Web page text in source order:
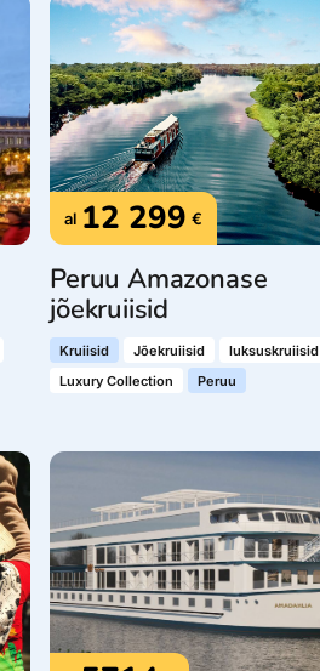
al 12 299 €
Peruu Amazonase
jõekruiisid
Kruiisid Jõekruiisid
luksuskruiisid
Luxury Collection
Peruu